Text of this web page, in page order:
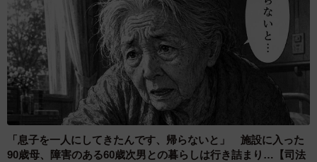
「息子を一人にしてきたんです、帰らないと」 施設に入った
90歳母、障害のある60歳次男との暮らしは行き詰まり…【司法